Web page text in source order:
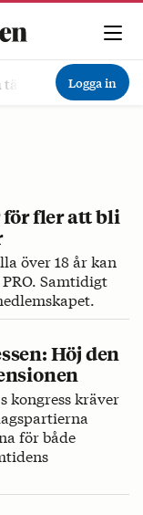
Ekonomi
Logga in
för fler att bli
över 18 år kan
Samtidigt
Höj den
kongress kräver
för både